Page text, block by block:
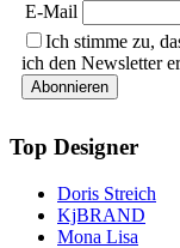
E-Mail
Ich stimme zu,
ich den Newsletter
Top Designer
Doris Streich
KjBRAND
Mona Lisa